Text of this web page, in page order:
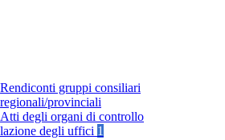
Rendiconti gruppi consiliari
regionali/provinciali
Atti degli organi di controllo
degli uffici 1